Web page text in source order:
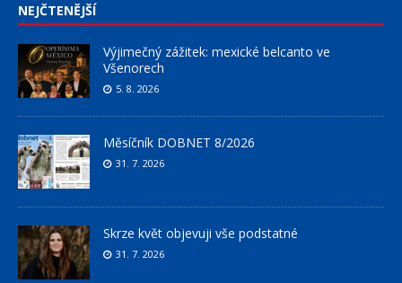
NEJČTENĚJŠÍ
Výjimečný zážitek: mexické belcanto ve
Všenorech
5. 8. 2026
Měsíčník DOBNET 8/2026
31. 7. 2026
Skrze květ objevuji vše podstatné
31. 7. 2026